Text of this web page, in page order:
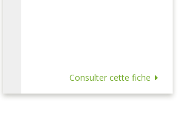
Consulter cette fiche